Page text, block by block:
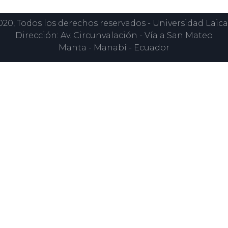
Todos los derechos reservados - Universidad
Dirección: Av. Circunvalación - Vía a San Mateo
Manta - Manabí - Ecuador